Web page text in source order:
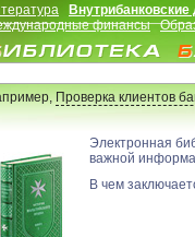
финансы
Проверка клиентов
Электронная
важной
В чем